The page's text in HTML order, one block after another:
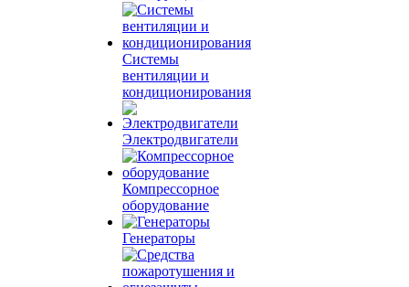
Системы
вентиляции и
кондиционирования
Электродвигатели
Компрессорное
оборудование
Генераторы